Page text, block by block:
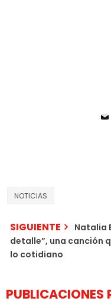
NOTICIAS
SIGUIENTE
Natalia
detalle”, una canción
lo cotidiano
PUBLICACIONES